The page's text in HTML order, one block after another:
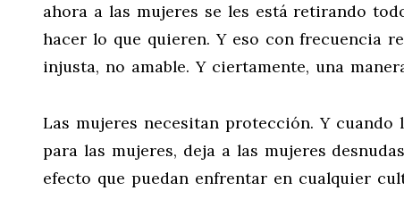
ahora a las mujeres se les está retirando
hacer lo que quieren. Y eso con frecuencia
injusta, no amable. Y ciertamente, una
Las mujeres necesitan protección. Y
para las mujeres, deja a las mujeres
efecto que puedan enfrentar en cualquier